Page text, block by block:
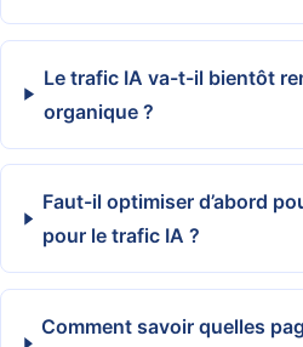
Le trafic IA va-t-il bientôt
organique ?
Faut-il optimiser d’abord
pour le trafic IA ?
Comment savoir quelles